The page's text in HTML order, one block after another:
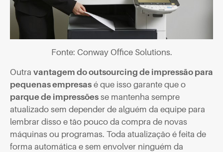
Fonte: Conway Office Solutions.
Outra vantagem do outsourcing de impressão para
pequenas empresas é que isso garante que o
parque de impressões se mantenha sempre
atualizado sem depender de alguém da equipe para
lembrar disso e tão pouco da compra de novas
máquinas ou programas. Toda atualização é feita de
forma automática e sem envolver ninguém da